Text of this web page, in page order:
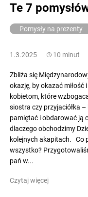
Te 7
Pomysły na prezenty
1.3.2025 10 minut
Zbliża się
okazję, by okazać
kobietom, które
siostra czy przyjaciółka –
pamiętać i obdarować ją
dlaczego obchodzimy
kolejnych akapitach. Co
wszystko?
pań w...
Czytaj więcej